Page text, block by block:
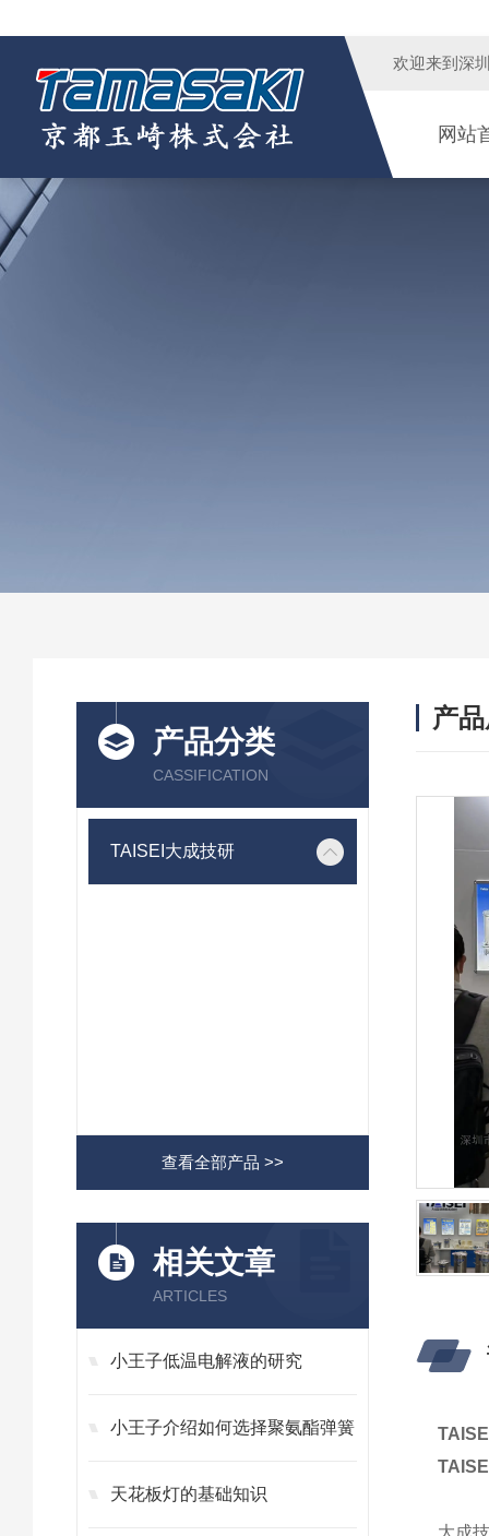
欢迎来到 深
网站
产品分类
CASSIFICATION
TAISEI大成技研
查看全部产品 >>
相关文章
ARTICLES
小王子低温电解液的研究
小王子介绍如何选择聚氨酯弹簧
天花板灯的基础知识
产
大成